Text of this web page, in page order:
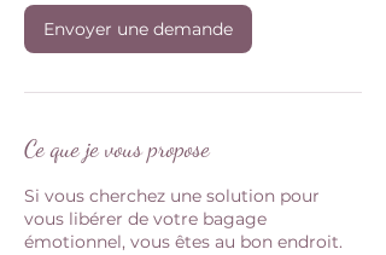
Envoyer une demande
Ce que je vous propose
Si vous cherchez une solution pour
vous libérer de votre bagage
émotionnel, vous êtes au bon endroit.